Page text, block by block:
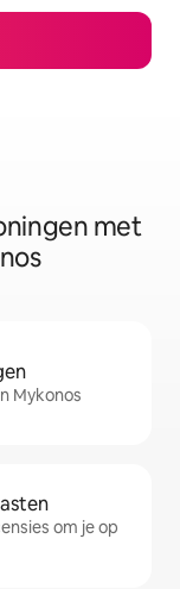
met
Mykonos
om je op